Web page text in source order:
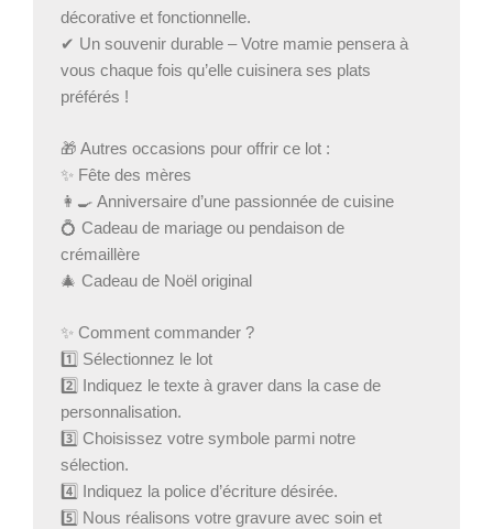
décorative et fonctionnelle.
✔ Un souvenir durable – Votre mamie pensera à
vous chaque fois qu’elle cuisinera ses plats
préférés !
🎁 Autres occasions pour offrir ce lot :
✨ Fête des mères
👩‍🍳 Anniversaire d’une passionnée de cuisine
💍 Cadeau de mariage ou pendaison de
crémaillère
🎄 Cadeau de Noël original
✨ Comment commander ?
1️⃣ Sélectionnez le lot
2️⃣ Indiquez le texte à graver dans la case de
personnalisation.
3️⃣ Choisissez votre symbole parmi notre
sélection.
4️⃣ Indiquez la police d’écriture désirée.
5️⃣ Nous réalisons votre gravure avec soin et